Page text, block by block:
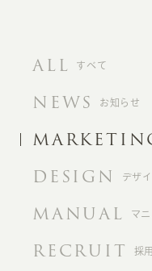
ALL すべて
NEWS お知らせ
DESIGN デザ
MANUAL マ
RECRUIT 採